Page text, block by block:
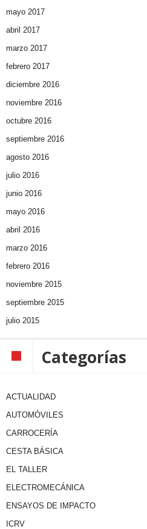
mayo 2017
abril 2017
marzo 2017
febrero 2017
diciembre 2016
noviembre 2016
octubre 2016
septiembre 2016
agosto 2016
julio 2016
junio 2016
mayo 2016
abril 2016
marzo 2016
febrero 2016
noviembre 2015
septiembre 2015
julio 2015
Categorías
ACTUALIDAD
AUTOMÓVILES
CARROCERÍA
CESTA BÁSICA
EL TALLER
ELECTROMECÁNICA
ENSAYOS DE IMPACTO
ICRV